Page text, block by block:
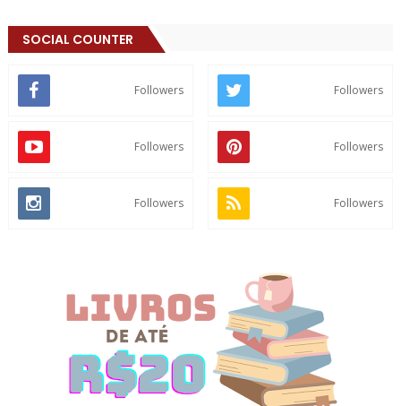
SOCIAL COUNTER
Followers Followers
Followers Followers
Followers Followers